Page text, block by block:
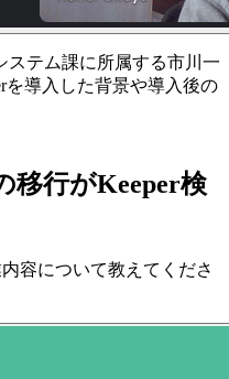
ステム課に所属する市川一
を導入した背景や導入後の
移行がKeeper検
容について教えてくださ